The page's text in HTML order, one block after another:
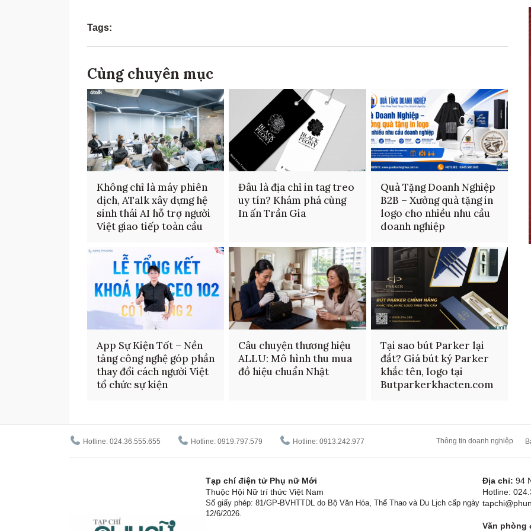
Tags:
Cùng chuyên mục
Không chỉ là máy phiên
dịch, ATalk xây dựng hệ
sinh thái AI hỗ trợ người
Việt giao tiếp toàn cầu
Đâu là địa chỉ in tag treo
uy tín? Khám phá cùng
In ấn Trần Gia
Quà Tặng Doanh Nghiệp
B2B – Xưởng quà tặng in
logo cho nhiều nhu cầu
doanh nghiệp
App Sự Kiện Tốt – Nền
tảng công nghệ góp phần
thay đổi cách người Việt
tổ chức sự kiện
Câu chuyện thương hiệu
ALLU: Mô hình thu mua
đồ hiệu chuẩn Nhật
Tại sao bút Parker lại
đắt? Giá bút ký Parker
khắc tên, logo tại
Butparkerkhacten.com
Hotline: 024.36.555.655 Hotline: 0919.797.579 Hotline: 0913.242.977 Thông tin doanh nghiệp
Tạp chí điện tử Phụ nữ Mới
Thuộc Hội Nữ trí thức Việt Nam
Số giấy phép: 81/GP-BVHTTDL do Bộ Văn Hóa, Thể Thao và Du Lịch cấp ngày
12/6/2026.
Địa chỉ: 94
Hotline:
Văn phòng